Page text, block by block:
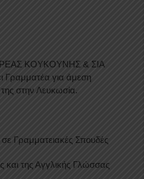
ΚΟΥΚΟΥΝΗΣ & ΣΙΑ
Γραμματέα για άμεση
στην Λευκωσία.
σε Γραμματειακές Σπουδές
και της Αγγλικής Γλώσσας